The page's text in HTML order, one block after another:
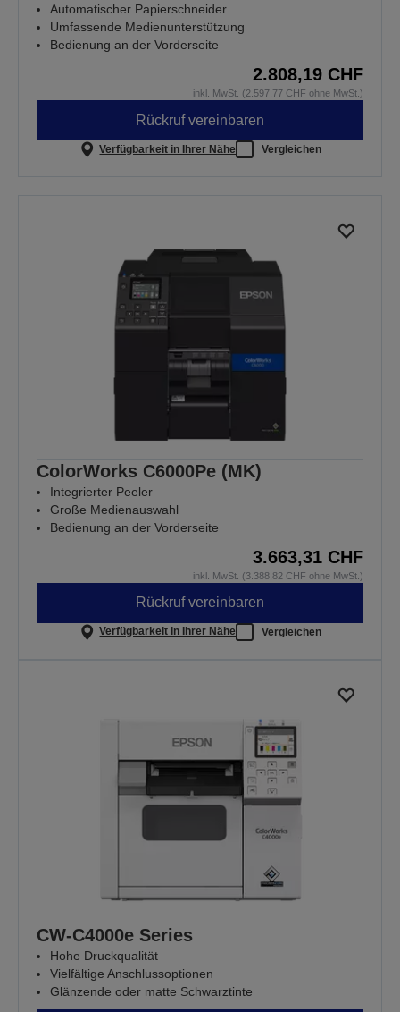
Automatischer Papierschneider
Umfassende Medienunterstützung
Bedienung an der Vorderseite
2.808,19 CHF
inkl. MwSt. (2.597,77 CHF ohne MwSt.)
Rückruf vereinbaren
Verfügbarkeit in Ihrer Nähe Vergleichen
ColorWorks C6000Pe (MK)
Integrierter Peeler
Große Medienauswahl
Bedienung an der Vorderseite
3.663,31 CHF
inkl. MwSt. (3.388,82 CHF ohne MwSt.)
Rückruf vereinbaren
Verfügbarkeit in Ihrer Nähe Vergleichen
CW-C4000e Series
Hohe Druckqualität
Vielfältige Anschlussoptionen
Glänzende oder matte Schwarztinte